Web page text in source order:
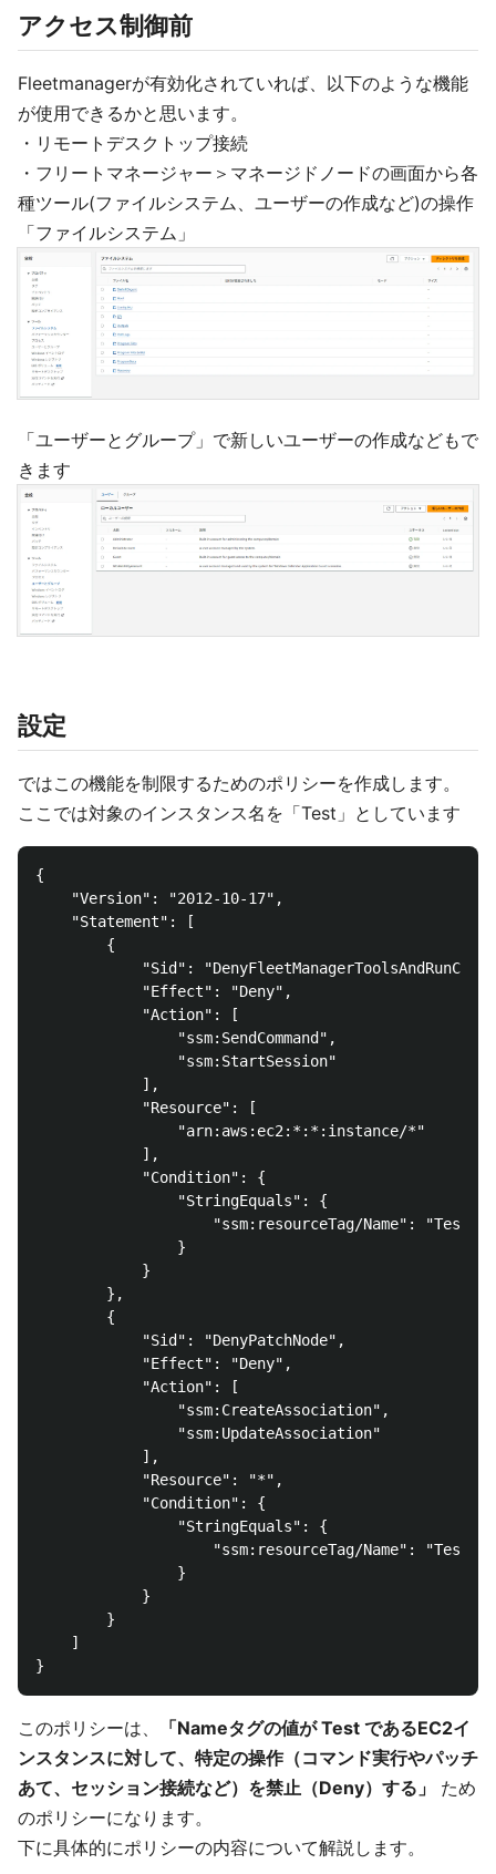
アクセス制御前
Fleetmanagerが有効化されていれば、以下のような機能
が使用できるかと思います。
・リモートデスクトップ接続
・フリートマネージャー＞マネージドノードの画面から各
種ツール(ファイルシステム、ユーザーの作成など)の操作
「ファイルシステム」
「ユーザーとグループ」で新しいユーザーの作成などもで
きます
設定
ではこの機能を制限するためのポリシーを作成します。
ここでは対象のインスタンス名を「Test」としています
{
    "Version": "2012-10-17",
    "Statement": [
        {
"Sid":
            "Effect": "Deny",
            "Action": [
                "ssm:SendCommand",
                "ssm:StartSession"
            ],
            "Resource": [
                "arn:aws:ec2:*:*:instance/*"
            ],
            "Condition": {
                "StringEquals": {
                    "ssm:resourceTag/Name": "Test"
                }
            }
        },
        {
            "Sid": "DenyPatchNode",
            "Effect": "Deny",
            "Action": [
                "ssm:CreateAssociation",
                "ssm:UpdateAssociation"
            ],
            "Resource": "*",
            "Condition": {
                "StringEquals": {
                    "ssm:resourceTag/Name": "Test"
                }
            }
        }
    ]
このポリシーは、
「Nameタグの値が Test であるEC2イ
ンスタンスに対して、特定の操作（コマンド実行やパッチ
あて、セッション接続など）を禁止（Deny）する」
ため
のポリシーになります。
下に具体的にポリシーの内容について解説します。